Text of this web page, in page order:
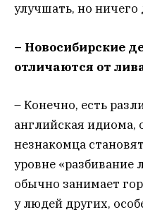
улучшать, но
– Новосибирские
отличаются от
– Конечно, есть
английская идиома,
незнакомца
уровне «разбивание
обычно занимает
у людей других,